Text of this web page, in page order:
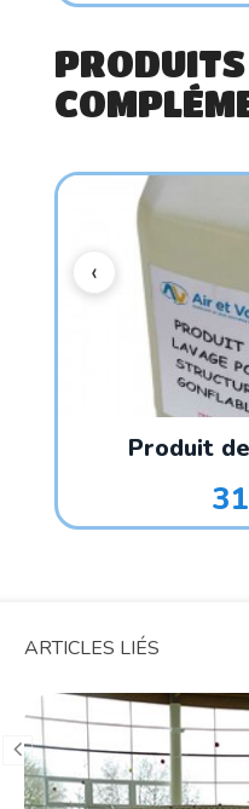
PRODUITS
Produit
ARTICLES LIÉS